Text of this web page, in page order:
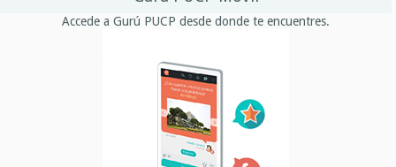
Accede a Gurú PUCP desde donde te encuentres.